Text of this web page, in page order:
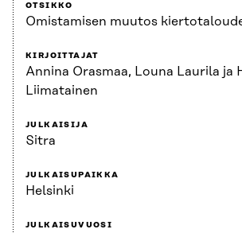
OTSIKKO
Omistamisen muutos
KIRJOITTAJAT
Annina Orasmaa, Louna Laurila ja
Liimatainen
JULKAISIJA
Sitra
JULKAISUPAIKKA
Helsinki
JULKAISUVUOSI